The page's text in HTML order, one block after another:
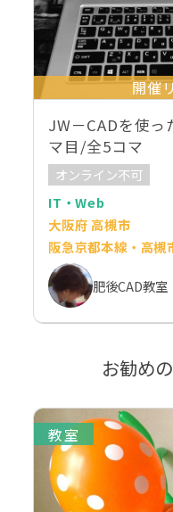
開催
JW－CADを使
マ目/全5コマ
オンライン不可
IT・Web
大阪府 高槻市
阪急京都本線・高槻
肥後CAD教室
お勧め
教室